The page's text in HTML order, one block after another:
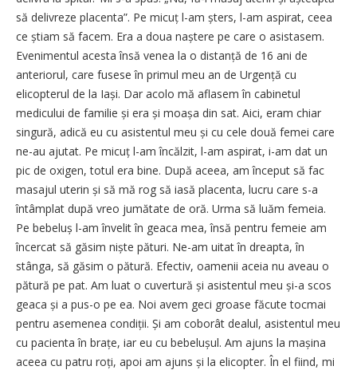
să delivreze placenta”. Pe micuț l-am șters, l-am aspirat, ceea
ce știam să facem. Era a doua naștere pe care o asistasem.
Evenimentul acesta însă venea la o distanță de 16 ani de
anteriorul, care fusese în primul meu an de Urgență cu
elicopterul de la Iași. Dar acolo mă aflasem în cabinetul
medicului de familie și era și moașa din sat. Aici, eram chiar
singură, adică eu cu asistentul meu și cu cele două femei care
ne-au ajutat. Pe micuț l-am încălzit, l-am aspirat, i-am dat un
pic de oxigen, totul era bine. După aceea, am început să fac
masajul uterin și să mă rog să iasă placenta, lucru care s-a
întâmplat după vreo jumătate de oră. Urma să luăm femeia.
Pe bebeluș l-am învelit în geaca mea, însă pentru femeie am
încercat să găsim niște pături. Ne-am uitat în dreapta, în
stânga, să găsim o pătură. Efectiv, oamenii aceia nu aveau o
pătură pe pat. Am luat o cuvertură și asistentul meu și-a scos
geaca și a pus-o pe ea. Noi avem geci groase făcute tocmai
pentru asemenea condiții. Și am coborât dealul, asistentul meu
cu pacienta în brațe, iar eu cu bebelușul. Am ajuns la mașina
aceea cu patru roți, apoi am ajuns și la elicopter. În el fiind, mi